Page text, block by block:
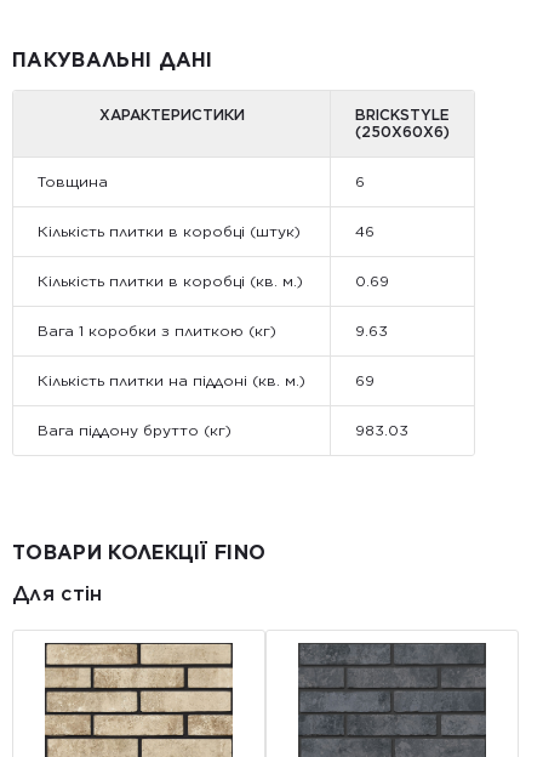
ПАКУВАЛЬНІ ДАНІ
ХАРАКТЕРИСТИКИ
BRICKSTYLE
(250Х60Х6)
Товщина 6
Кількість плитки в коробці (штук) 46
Кількість плитки в коробці (кв. м.) 0.69
Вага 1 коробки з плиткою (кг) 9.63
Кількість плитки на піддоні (кв. м.) 69
Вага піддону брутто (кг) 983.03
ТОВАРИ КОЛЕКЦІЇ FINO
Для стін